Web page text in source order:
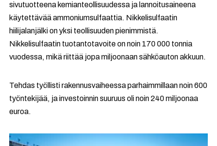
sivutuotteena kemianteollisuudessa ja lannoitusaineena
käytettävää ammoniumsulfaattia. Nikkelisulfaatin
hiilijalanjälki on yksi teollisuuden pienimmistä.
Nikkelisulfaatin tuotantotavoite on noin 170 000 tonnia
vuodessa, mikä riittää jopa miljoonaan sähköauton akkuun.
Tehdas työllisti rakennusvaiheessa parhaimmillaan noin 600
työntekijää, ja investoinnin suuruus oli noin 240 miljoonaa
euroa.